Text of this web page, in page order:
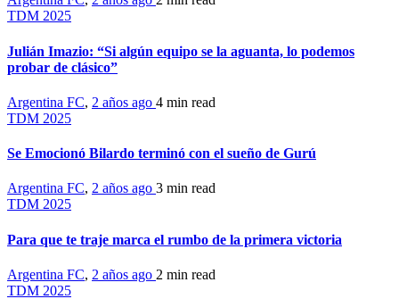
TDM 2025
Julián Imazio: “Si algún equipo se la aguanta, lo podemos
probar de clásico”
Argentina FC, 2 años ago 4 min read
TDM 2025
Se Emocionó Bilardo terminó con el sueño de Gurú
Argentina FC, 2 años ago 3 min read
TDM 2025
Para que te traje marca el rumbo de la primera victoria
Argentina FC, 2 años ago 2 min read
TDM 2025